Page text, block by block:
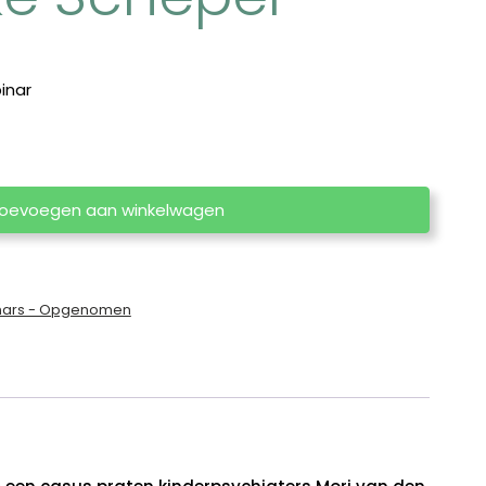
aan winkelwagen
- Opgenomen